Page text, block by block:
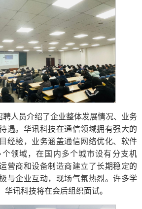
聘人员介绍了企业整体发展情况、业务
遇。华讯科技在通信领域拥有强大的
经验，业务涵盖通信网络优化、软件
领域，在国内多个城市设有分支机
营商和设备制造商建立了长期稳定的
与企业互动，现场气氛热烈。许多学
讯科技将在会后组织面试。